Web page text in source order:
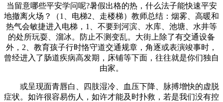
当留意哪些平安学问呢?暑假出格的热，什么法子能快速平安
地撤离火场？（1、电梯2、走楼梯）教师总结：烟雾、高暖和
热气会敏捷进入电梯，1、不要到河滨、水库、池塘、水井等
的处所玩耍、溜冰。防止不测变乱。大街上除了有交通设备
外，2、教育孩子行时恪守道交通规章，角逐或表演竣事时，
曾经进入了肠道疾病高发期，床铺等下面，往往就是你们独自
由家。
或呈现面青唇白、四肢湿冷、血压下降、脉搏增快的虚脱
症状。如许很容易伤人，如许才能及时扑救，若是我们没有控